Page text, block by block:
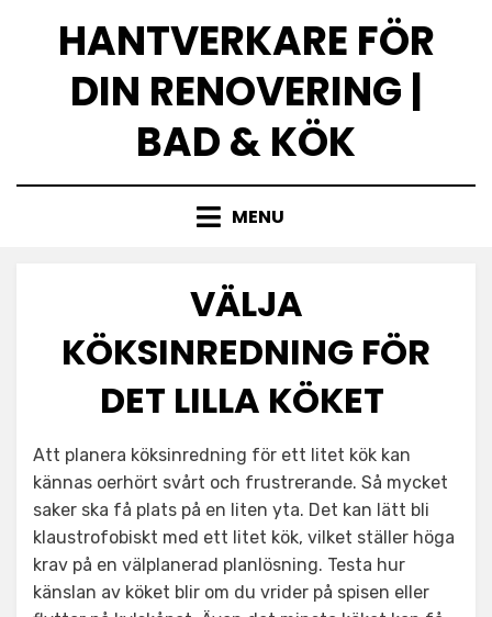
HANTVERKARE FÖR
DIN RENOVERING |
BAD & KÖK
MENU
VÄLJA
KÖKSINREDNING FÖR
DET LILLA KÖKET
Att planera köksinredning för ett litet kök kan
kännas oerhört svårt och frustrerande. Så mycket
saker ska få plats på en liten yta. Det kan lätt bli
klaustrofobiskt med ett litet kök, vilket ställer höga
krav på en välplanerad planlösning. Testa hur
känslan av köket blir om du vrider på spisen eller